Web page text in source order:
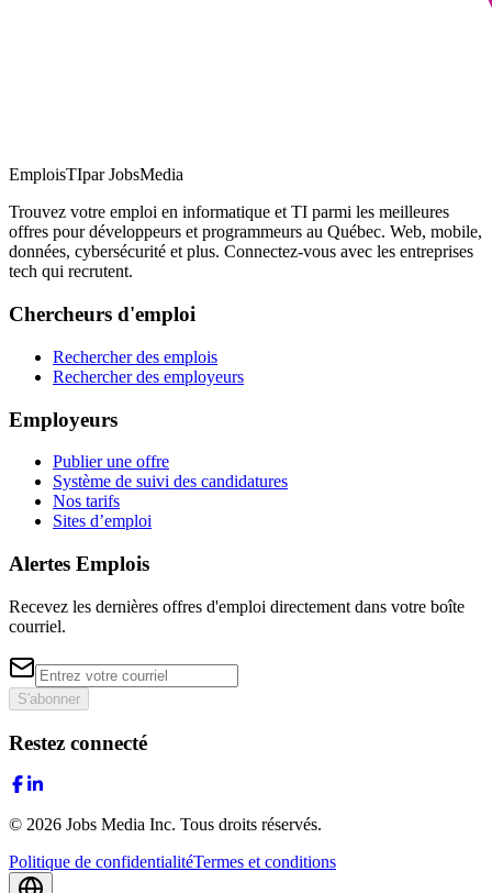
EmploisTIpar JobsMedia
Trouvez votre emploi en informatique et TI parmi les meilleures
offres pour développeurs et programmeurs au Québec. Web, mobile,
données, cybersécurité et plus. Connectez-vous avec les entreprises
tech qui recrutent.
Chercheurs d'emploi
Rechercher des emplois
Rechercher des employeurs
Employeurs
Publier une offre
Système de suivi des candidatures
Nos tarifs
Sites d’emploi
Alertes Emplois
Recevez les dernières offres d'emploi directement dans votre boîte
courriel.
S'abonner
Restez connecté
© 2026 Jobs Media Inc. Tous droits réservés.
Politique de confidentialitéTermes et conditions